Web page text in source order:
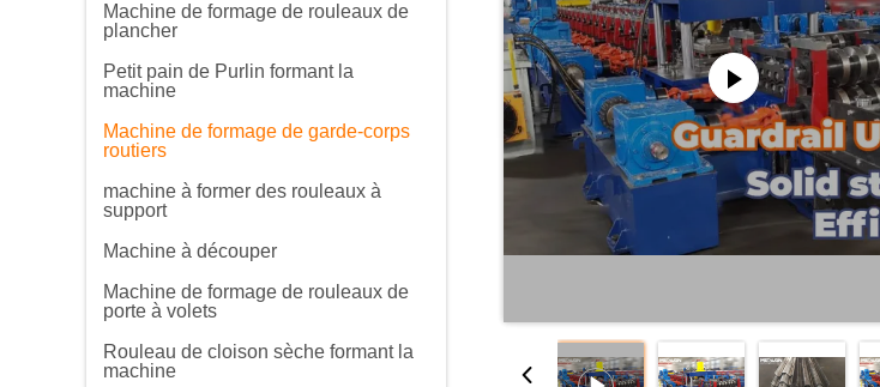
Machine de formage de rouleaux de
plancher
Petit pain de Purlin formant la
machine
Machine de formage de garde-corps
routiers
machine à former des rouleaux à
support
Machine à découper
Machine de formage de rouleaux de
porte à volets
Rouleau de cloison sèche formant la
machine